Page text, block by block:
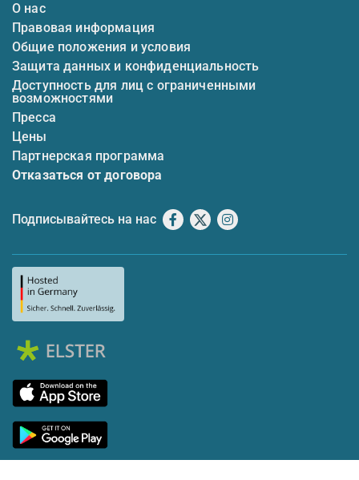
О нас
Правовая информация
Общие положения и условия
Защита данных и конфиденциальность
Доступность для лиц с ограниченными
возможностями
Пресса
Цены
Партнерская программа
Отказаться от договора
Подписывайтесь на нас Facebook
X Instagram